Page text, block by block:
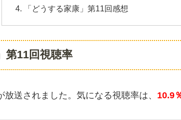
「どうする家康」第11回感想
第11回視聴率
放送されました。気になる視聴率は、 10.9